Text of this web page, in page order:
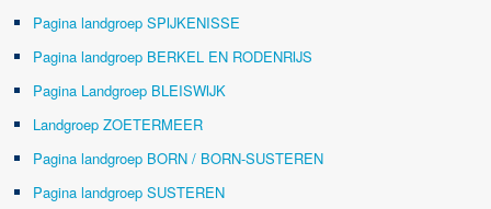
Pagina landgroep SPIJKENISSE
Pagina landgroep BERKEL EN RODENRIJS
Pagina Landgroep BLEISWIJK
Landgroep ZOETERMEER
Pagina landgroep BORN / BORN-SUSTEREN
Pagina landgroep SUSTEREN